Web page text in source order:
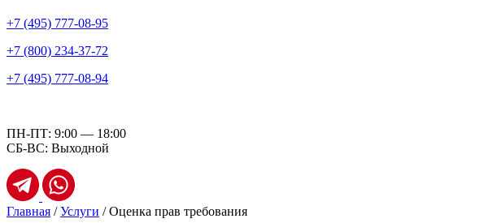
+7 (495) 777-08-95
+7 (800) 234-37-72
+7 (495) 777-08-94
ПН-ПТ: 9:00 — 18:00
СБ-ВС: Выходной
Главная /Услуги /Оценка прав требования